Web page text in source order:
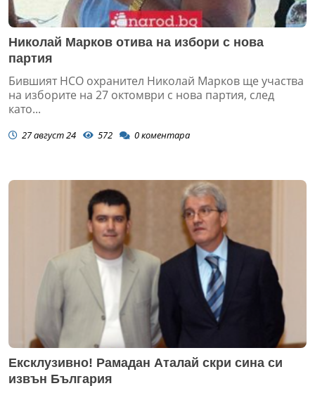
Николай Марков отива на избори с нова
партия
Бившият НСО охранител Николай Марков ще участва
на изборите на 27 октомври с нова партия, след
като...
27 август 24 572 0коментара
Ексклузивно! Рамадан Аталай скри сина си
извън България